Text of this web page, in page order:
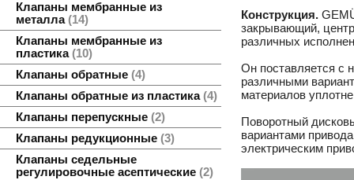
Клапаны мембранные из
металла 14
Клапаны мембранные из
пластика 10
Клапаны обратные 4
Клапаны обратные из пластика 4
Клапаны перепускные 2
Клапаны редукционные 3
Клапаны седельные
регулировочные асептические 2
Конструкция.
закрывающий,
различных
Он поставляется с
различными
материалов
Поворотный
вариантами
электрическим